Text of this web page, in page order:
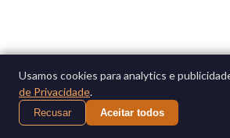
Usamos cookies para analytics e
de Privacidade.
Recusar Aceitar todos